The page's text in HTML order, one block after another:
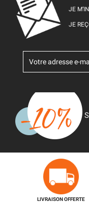
JE
JE
LIVRAISON OFFERTE